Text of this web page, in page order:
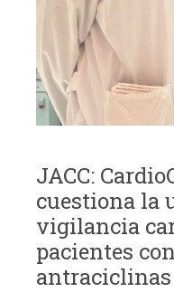
JACC:
cuestiona la
vigilancia
pacientes
antraciclinas